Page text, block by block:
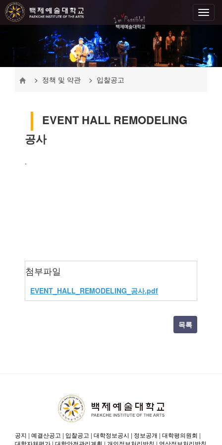
> 정책 및 약관 > 입찰공고
EVENT HALL REMODELING
공사
.
첨부파일
EVENT_HALL_REMODELING_공사.pdf
목록
공지 | 예결산공고 | 입찰공고 | 대학정보공시 | 정보공개 | 대학평의원회 |
대학자체평가 | 대학안전관리계획 | 개인정보처리방침 | 영상정보처리방침